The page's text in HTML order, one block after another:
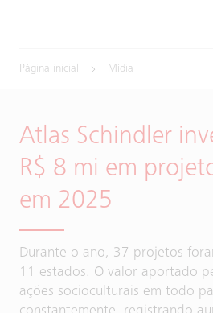
Página inicial Mídia
Atlas Schindler
R$ 8 mi em
em 2025
Durante o ano, 37 projetos
11 estados. O valor aportado
ações socioculturais em todo